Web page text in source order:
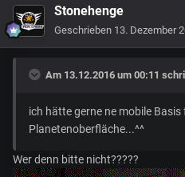
Stonehenge
Geschrieben 13. Dezember
Am 13.12.2016 um 00:11
ich hätte gerne ne mobile Basis
Planetenoberfläche...^^
Wer denn bitte nicht?????